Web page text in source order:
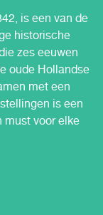
is een van de
historische
zes eeuwen
oude Hollandse
met een
is een
must voor elke